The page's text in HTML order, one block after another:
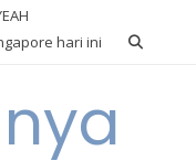
hari ini